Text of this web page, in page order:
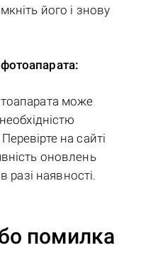
його і знову
може
на сайті
оновлень
разі наявності.
помилка